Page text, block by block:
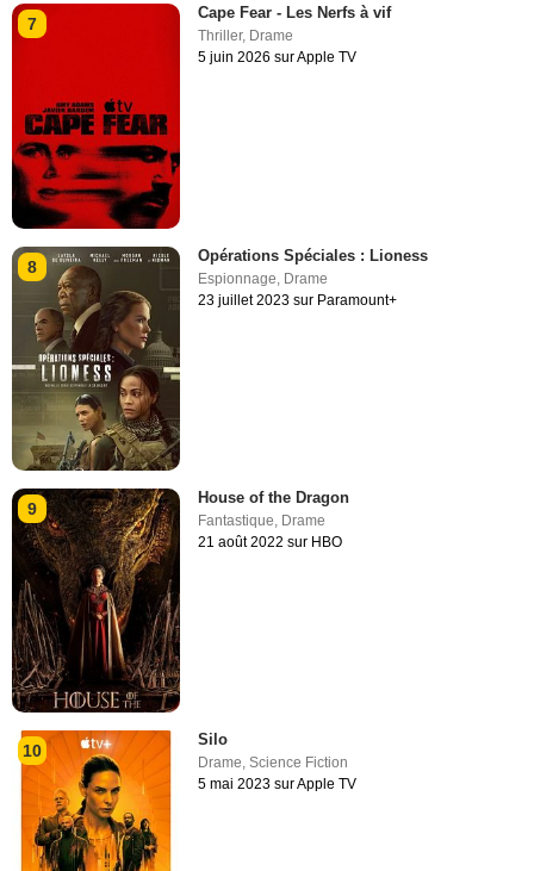
7
Cape Fear - Les Nerfs à vif
Thriller, Drame
5 juin 2026 sur Apple TV
8
Opérations Spéciales : Lioness
Espionnage Drame
23 juillet 2023 sur Paramount+
9
House of the Dragon
Fantastique, Drame
21 août 2022 sur HBO
10
Silo
Drame,Science Fiction
5 mai 2023 sur Apple TV